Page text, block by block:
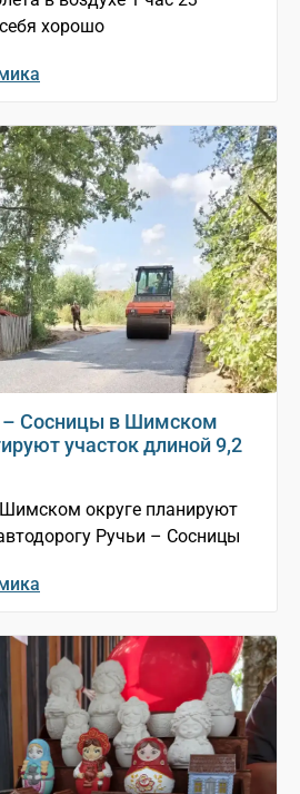
хорошо
– Сосницы в Шимском
участок длиной 9,2
округе планируют
Ручьи – Сосницы